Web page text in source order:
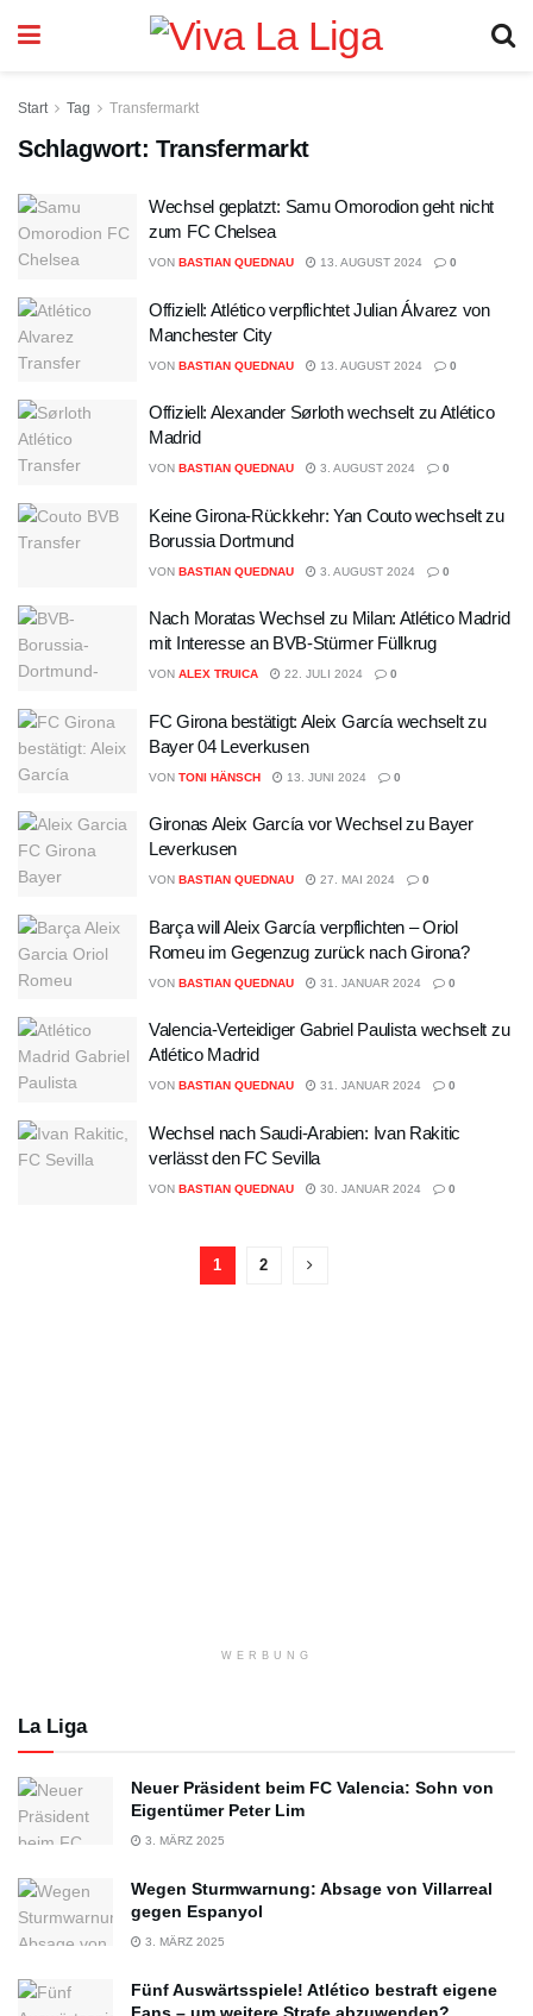
Start Tag Transfermarkt
Schlagwort:Transfermarkt
Wechsel geplatzt: Samu Omorodion geht nicht
zum FC Chelsea
VON BASTIAN QUEDNAU 13. AUGUST 2024 0
Offiziell: Atlético verpflichtet Julian Álvarez von
Manchester City
VON BASTIAN QUEDNAU 13. AUGUST 2024 0
Offiziell: Alexander Sørloth wechselt zu Atlético
Madrid
VON BASTIAN QUEDNAU 3. AUGUST 2024 0
Keine Girona-Rückkehr: Yan Couto wechselt zu
Borussia Dortmund
VON BASTIAN QUEDNAU 3. AUGUST 2024 0
Nach Moratas Wechsel zu Milan: Atlético Madrid
mit Interesse an BVB-Stürmer Füllkrug
VON ALEX TRUICA 22. JULI 2024 0
FC Girona bestätigt: Aleix García wechselt zu
Bayer 04 Leverkusen
VON TONI HÄNSCH 13. JUNI 2024 0
Gironas Aleix García vor Wechsel zu Bayer
Leverkusen
VON BASTIAN QUEDNAU 27. MAI 2024 0
Barça will Aleix García verpflichten – Oriol
Romeu im Gegenzug zurück nach Girona?
VON BASTIAN QUEDNAU 31. JANUAR 2024 0
Valencia-Verteidiger Gabriel Paulista wechselt zu
Atlético Madrid
VON BASTIAN QUEDNAU 31. JANUAR 2024 0
Wechsel nach Saudi-Arabien: Ivan Rakitic
verlässt den FC Sevilla
VON BASTIAN QUEDNAU 30. JANUAR 2024 0
1 2
WERBUNG
La Liga
Neuer Präsident beim FC Valencia: Sohn von
Eigentümer Peter Lim
3. MÄRZ 2025
Wegen Sturmwarnung: Absage von Villarreal
gegen Espanyol
3. MÄRZ 2025
Fünf Auswärtsspiele! Atlético bestraft eigene